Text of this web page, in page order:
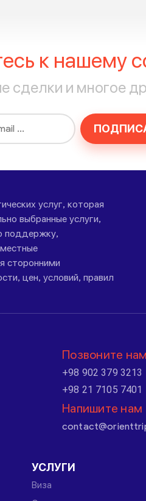
к нашему
сделки и многое
услуг, которая
выбранные услуги,
поддержку,
сторонними
цен, условий, правил
Позвоните нам
+98 902 379 3213
+98 21 7105 7401
Напишите нам
УСЛУГИ
Виза